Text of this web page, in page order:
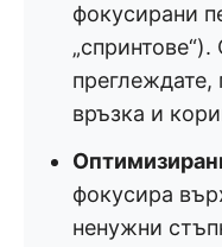
фокусирани
преглеждате,
връзка и
фокусира
ненужни